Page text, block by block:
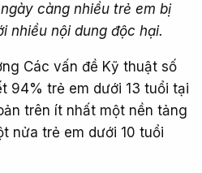
càng nhiều trẻ em bị
nhiều nội dung độc hại.
Các vấn đề Kỹ thuật số
94% trẻ em dưới 13 tuổi tại
trên ít nhất một nền tảng
nửa trẻ em dưới 10 tuổi